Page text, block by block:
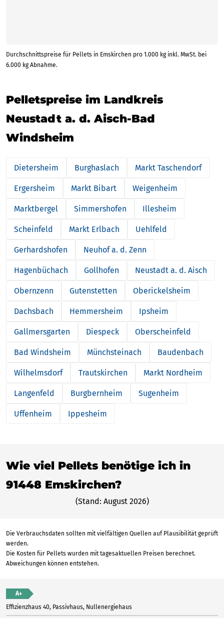
Durchschnittspreise für Pellets in Emskirchen pro 1.000 kg inkl. MwSt. bei
6.000 kg Abnahme.
Pelletspreise im Landkreis
Neustadt a. d. Aisch-Bad
Windsheim
Dietersheim Burghaslach Markt Taschendorf
Ergersheim Markt Bibart Weigenheim
Marktbergel Simmershofen Illesheim
Scheinfeld Markt Erlbach Uehlfeld
Gerhardshofen Neuhof a. d. Zenn
Hagenbüchach Gollhofen Neustadt a. d. Aisch
Obernzenn Gutenstetten Oberickelsheim
Dachsbach Hemmersheim Ipsheim
Gallmersgarten Diespeck Oberscheinfeld
Bad Windsheim Münchsteinach Baudenbach
Wilhelmsdorf Trautskirchen Markt Nordheim
Langenfeld Burgbernheim Sugenheim
Uffenheim Ippesheim
Wie viel Pellets benötige ich in
91448 Emskirchen?
(Stand: August 2026)
Die Verbrauchsdaten sollten mit vielfältigen Quellen auf Plausibilität geprüft
werden.
Die Kosten für Pellets wurden mit tagesaktuellen Preisen berechnet.
Abweichungen können entstehen.
A+
Effizienzhaus 40, Passivhaus, Nullenergiehaus